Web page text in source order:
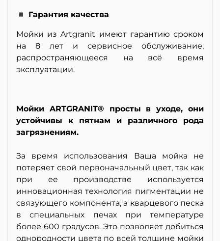
◾ Гарантия качества
Мойки из Artgranit имеют гарантию сроком
на 8 лет и сервисное обслуживание,
распространяющееся на всё время
эксплуатации.
Мойки ARTGRANIT® просты в уходе, они
устойчивы к пятнам и различного рода
загрязнениям.
За время использования Ваша мойка не
потеряет свой первоначальный цвет, так как
при ее производстве используется
инновационная технология пигментации не
связующего компонента, а кварцевого песка
в специальных печах при температуре
более 600 градусов. Это позволяет добиться
однородности цвета по всей толщине мойки